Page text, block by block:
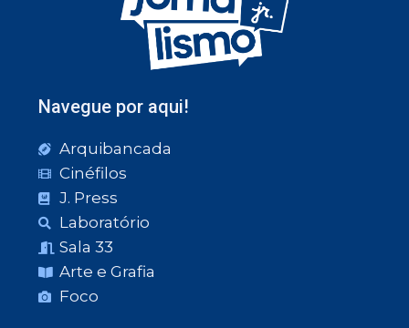
Navegue por aqui!
Arquibancada
Cinéfilos
J. Press
Laboratório
Sala 33
Arte e Grafia
Foco